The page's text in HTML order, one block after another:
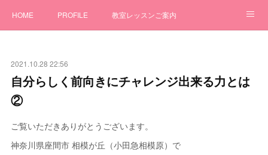
HOME PROFILE 教室レッスンご案内
2021.10.28 22:56
自分らしく前向きにチャレンジ出来る力とは
②
ご覧いただきありがとうございます。
神奈川県座間市 相模が丘（小田急相模原）で